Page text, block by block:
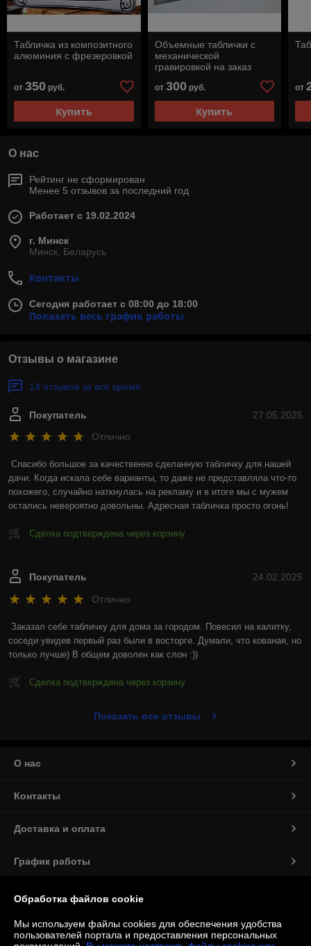
Табличка из композитного
алюминия с фрезеровкой
от 350 руб.
Купить
Объемные таблички с
механической
гравировкой на заказ
от 300руб.
Купить
от
О нас
Рейтинг не сформирован
Менее 5 отзывов за последний год
Работает с 19.02.2024
г. Минск
Минск, Беларусь
Контакты
Сегодня работает с 08:00 до 18:00
Показать весь график работы
Отзывы о магазине
14 отзывов за всё время
27.05.2025
Покупатель
Отлично
Спасибо большое за качественно сделанную табличку для нашей
дачи. Когда искала себе варианты, то даже не представляла что-то
похожего, случайно наткнулась на рекламу и в итоге мы с мужем
остались невероятно довольны. Адресная табличка просто огонь!
Сделка подтверждена через корзину
24.02.2025
Покупатель
Отлично
Заказал себе табличку для дома за городом. Повесил на калитку,
соседи увидев первый раз были в восторге. Думали, что кованая, но
только лучше) В общем доволен как слон :))
Сделка подтверждена через корзину
Показать все отзывы
О нас
Контакты
Доставка и оплата
График работы
Полная версия сайта
Политика обработки cookies
Обработка файлов cookie
Мы используем файлы cookies для обеспечения удобства
пользователей портала и предоставления персональных